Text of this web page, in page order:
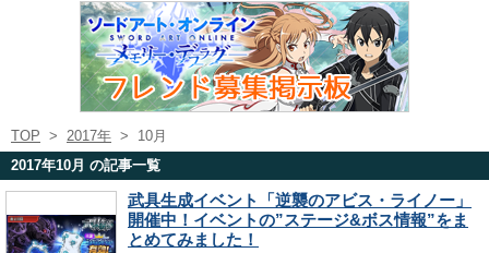
TOP > 2017年 > 10月
2017年10月 の記事一覧
武具生成イベント「逆襲のアビス・ライノー」
開催中！イベントの”ステージ&ボス情報”をま
とめてみました！